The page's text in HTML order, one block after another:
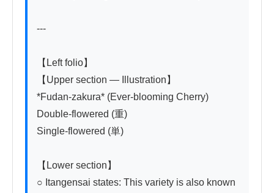
---
【Left folio】
【Upper section — Illustration】
*Fudan-zakura* (Ever-blooming Cherry)
Double-flowered (重)
Single-flowered (単)
【Lower section】
○ Itangensai states: This variety is also known